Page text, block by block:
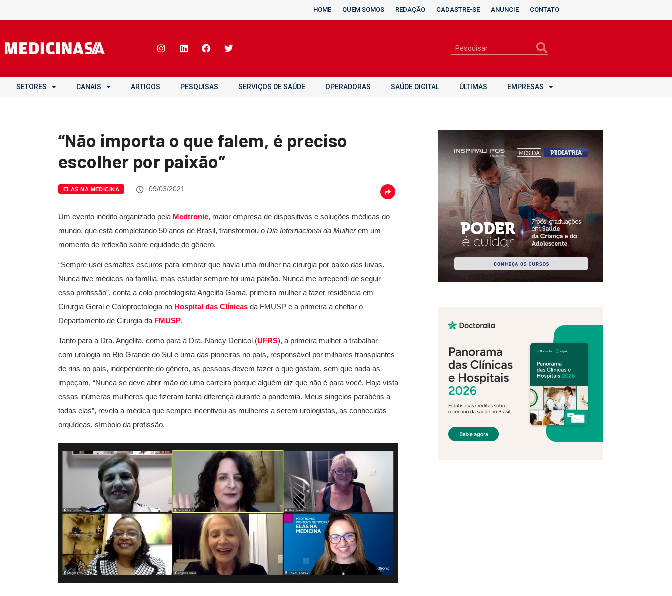
HOME QUEM SOMOS REDAÇÃO CADASTRE-SE ANUNCIE CONTATO
SETORES CANAIS ARTIGOS PESQUISAS SERVIÇOS DE SAÚDE OPERADORAS SAÚDE DIGITAL ÚLTIMAS EMPRESAS
“Não importa o que falem, é preciso
escolher por paixão”
ELAS NA MEDICINA 09/03/2021
Um evento inédito organizado pela Medtronic, maior empresa de dispositivos e soluções médicas do
mundo, que está completando 50 anos de Brasil, transformou o Dia Internacional da Mulherem um
momento de reflexão sobre equidade de gênero.
“Sempre usei esmaltes escuros para lembrar que havia uma mulher na cirurgia por baixo das luvas.
Nunca tive médicos na família, mas estudar sempre foi uma paixão. Nunca me arrependi de seguir
essa profissão”, conta a colo proctologista Angelita Gama, primeira mulher a fazer residência em
Cirurgia Geral e Coloproctologia no Hospital das Clínicas da FMUSP e a primeira a chefiar o
Departamento de Cirurgia da FMUSP.
Tanto para a Dra. Angelita, como para a Dra. Nancy Denicol (UFRS), a primeira mulher a trabalhar
com urologia no Rio Grande do Sul e uma das pioneiras no país, responsável por milhares transplantes
de rins no país, independente do gênero, as pessoas devem fazer o que gostam, sem que nada as
impeçam. “Nunca se deve abrir mão de uma carreira porque alguém diz que não é para você. Haja vista
essas inúmeras mulheres que fizeram tanta diferença durante a pandemia. Meus singelos parabéns a
todas elas”, revela a médica que sempre incentivou as mulheres a serem urologistas, as conhecidas
orquídeas, símbolo da profissão.